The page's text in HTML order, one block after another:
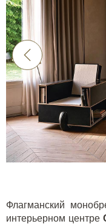
Флагманский
интерьерном центре